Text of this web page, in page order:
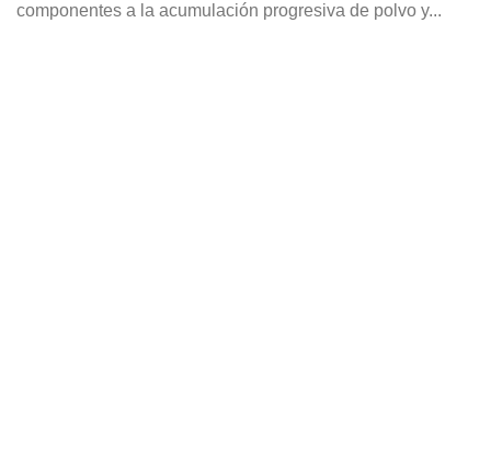
componentes a la acumulación progresiva de polvo y...